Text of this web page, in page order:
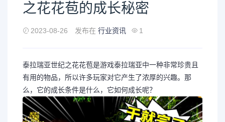
之花花苞的成长秘密
2023-08-26 发布在 行业资讯 1
泰拉瑞亚世纪之花花苞是游戏泰拉瑞亚中一种非常珍贵且
有用的物品，所以许多玩家对它产生了浓厚的兴趣。那
么，它的成长条件是什么，它如何成长呢？